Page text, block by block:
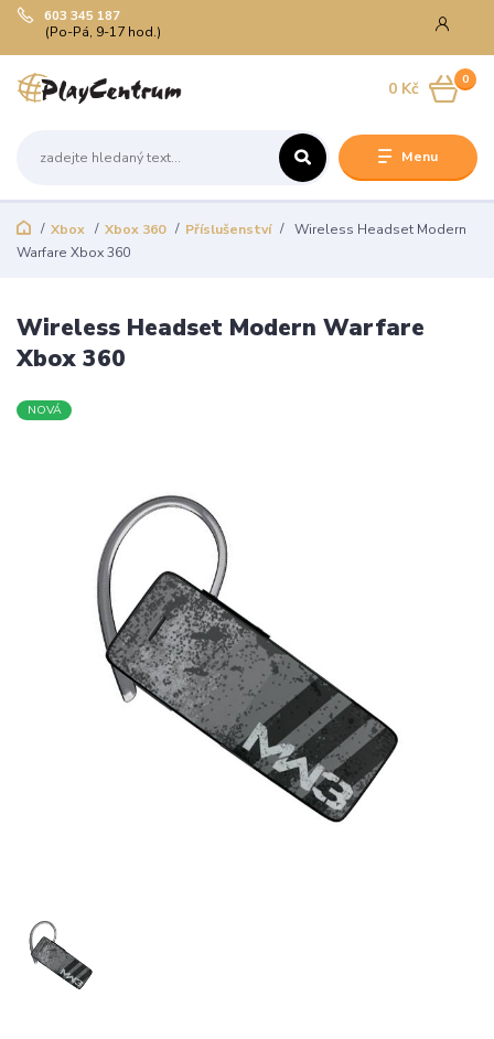
Menu
603 345 187
(Po-Pá, 9-17 hod.)
0
0 Kč
Xbox Xbox 360 Příslušenství
Wireless Headset Modern
Warfare Xbox 360
Wireless Headset Modern Warfare
Xbox 360
NOVÁ